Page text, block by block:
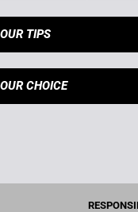
OUR TIPS
OUR CHOICE